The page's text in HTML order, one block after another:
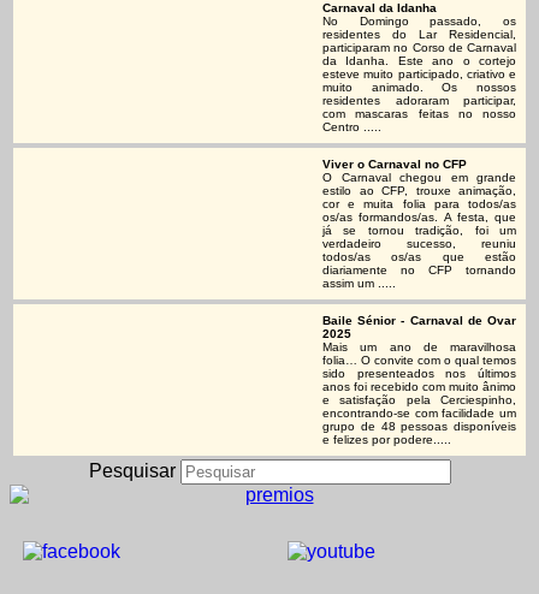
Carnaval da Idanha
No Domingo passado, os
residentes do Lar Residencial,
participaram no Corso de Carnaval
da Idanha. Este ano o cortejo
esteve muito participado, criativo e
muito animado. Os nossos
residentes adoraram participar,
com mascaras feitas no nosso
Centro .....
Viver o Carnaval no CFP
O Carnaval chegou em grande
estilo ao CFP, trouxe animação,
cor e muita folia para todos/as
os/as formandos/as. A festa, que
já se tornou tradição, foi um
verdadeiro sucesso, reuniu
todos/as os/as que estão
diariamente no CFP tornando
assim um .....
Baile Sénior - Carnaval de Ovar
2025
Mais um ano de maravilhosa
folia… O convite com o qual temos
sido presenteados nos últimos
anos foi recebido com muito ânimo
e satisfação pela Cerciespinho,
encontrando-se com facilidade um
grupo de 48 pessoas disponíveis
e felizes por podere.....
Pesquisar